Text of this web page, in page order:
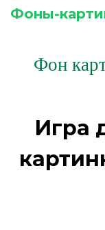
Фоны-
Фон
Игра